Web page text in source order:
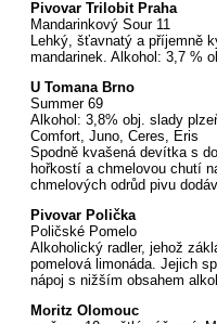
Pivovar Trilobit Praha
Mandarinkový Sour 11
Lehký, šťavnatý a příjemně
mandarinek. Alkohol: 3,7 %
U Tomana Brno
Summer 69
Alkohol: 3,8% obj. slady
Comfort, Juno, Ceres, Eris
Spodně kvašená devítka s
hořkostí a chmelovou chutí
chmelových odrůd pivu
Pivovar Polička
Poličské Pomelo
Alkoholický radler, jehož
pomelová limonáda. Jejich
nápoj s nižším obsahem
Moritz Olomouc